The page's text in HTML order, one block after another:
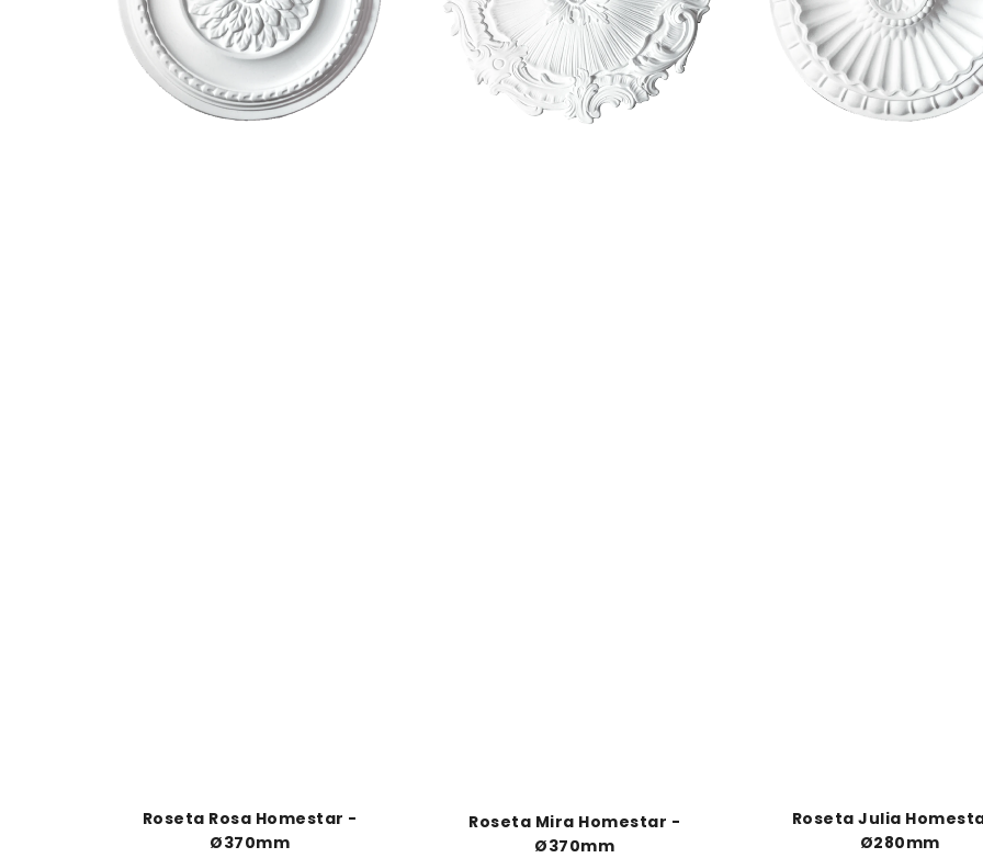
Roseta Rosa Homestar -
Ø370mm
Roseta Mira Homestar -
Ø370mm
Roseta Julia
Ø280mm